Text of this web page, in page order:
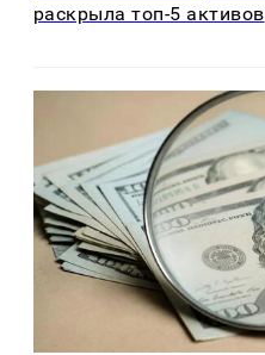
раскрыла топ-5 активов